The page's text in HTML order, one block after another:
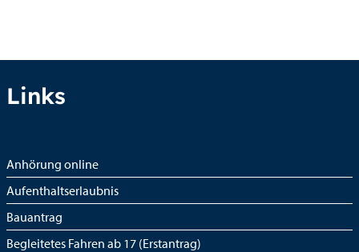
Links
Anhörung online
Aufenthaltserlaubnis
Bauantrag
Begleitetes Fahren ab 17 (Erstantrag)